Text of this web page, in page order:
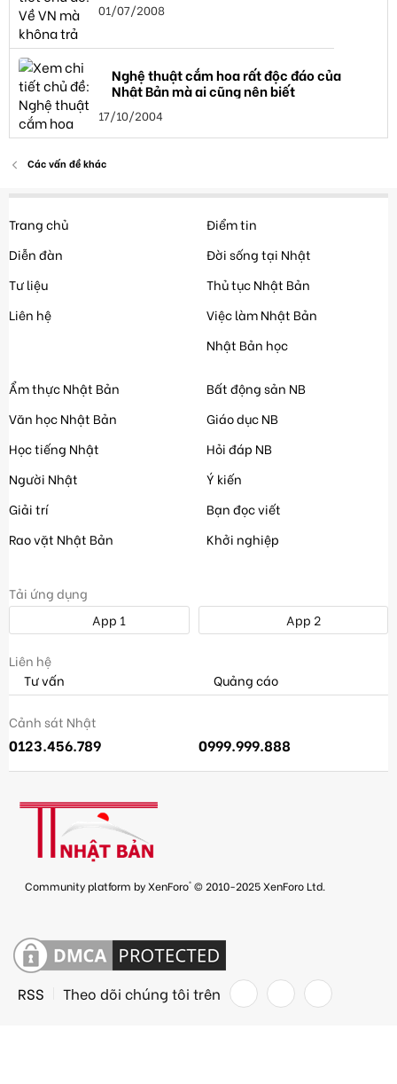
01/07/2008
Nghệ thuật cắm hoa rất độc đáo của
Nhật Bản mà ai cũng nên biết
17/10/2004
Các vấn đề khác
Trang chủ
Diễn đàn
Tư liệu
Liên hệ
Điểm tin
Đời sống tại Nhật
Thủ tục Nhật Bản
Việc làm Nhật Bản
Nhật Bản học
Ẩm thực Nhật Bản
Văn học Nhật Bản
Học tiếng Nhật
Người Nhật
Giải trí
Rao vặt Nhật Bản
Bất động sản NB
Giáo dục NB
Hỏi đáp NB
Ý kiến
Bạn đọc viết
Khởi nghiệp
Tải ứng dụng
App 1
App 2
Liên hệ
Tư vấn
Quảng cáo
Cảnh sát Nhật
0123.456.789 0999.999.888
Community platform by XenForo® © 2010-2025 XenForo Ltd.
RSS Theo dõi chúng tôi trên